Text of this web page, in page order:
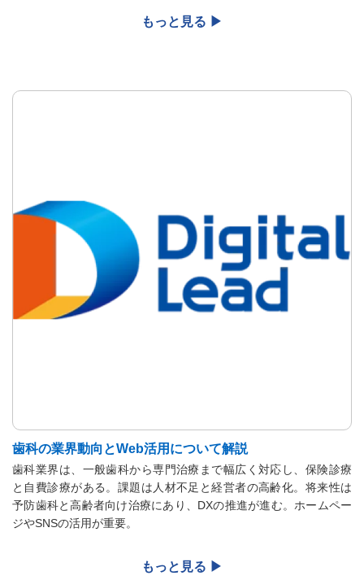
歯科の業界動向とWeb活用について解説
歯科業界は、一般歯科から専門治療まで幅広く対応し、保険診療
と自費診療がある。課題は人材不足と経営者の高齢化。将来性は
予防歯科と高齢者向け治療にあり、DXの推進が進む。ホームペー
ジやSNSの活用が重要。